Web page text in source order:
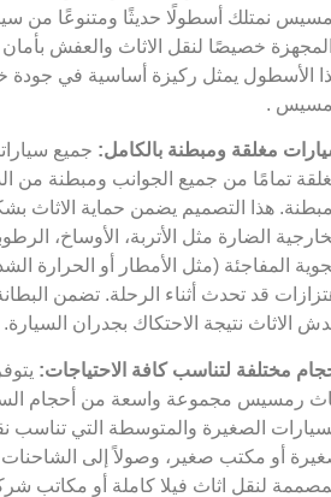
نمتلك أسطولًا حديثًا ومتنوعًا من
خصيصًا لنقل الاثاث والعفش
الأسطول يمثل ركيزة أساسية في
.
مغلقة ومبطنة بالكامل: جميع
تمامًا من جميع الجوانب ومبطنة من
هذا التصميم يضمن حماية الاثاث
الضارة مثل الأتربة، الأوساخ،
المفاجئة (مثل الأمطار أو الحرارة
قد تحدث أثناء الرحلة. تضمن
الاثاث نتيجة الاحتكاك بجدران السيارة.
مختلفة لتناسب كافة الاحتياجات:
رمسيس مجموعة واسعة من أحجام
الصغيرة والمتوسطة التي تناسب
أو مكتب صغير، وصولاً إلى الشاحنات
لنقل اثاث فيلا كاملة أو مكاتب